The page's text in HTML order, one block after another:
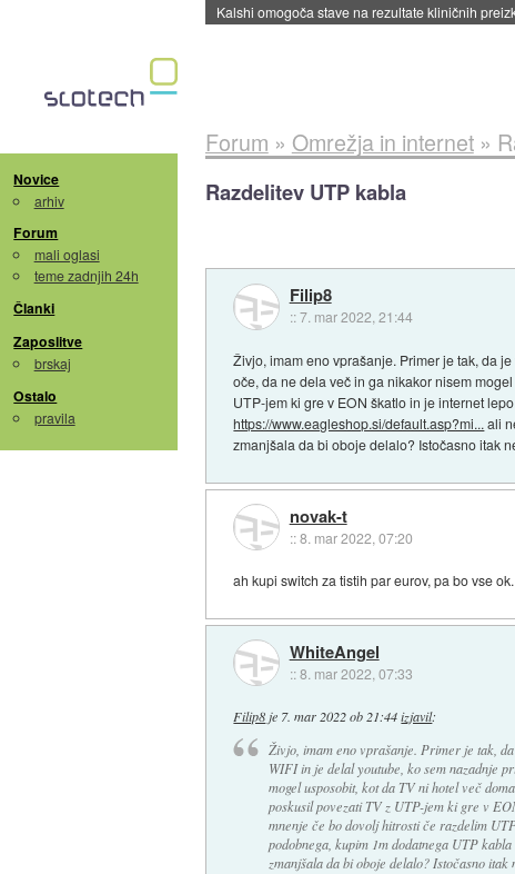
Kalshi omogoča stave na rezultate kliničnih
Novice
arhiv
Forum
mali oglasi
teme zadnjih 24h
Članki
Zaposlitve
brskaj
Ostalo
pravila
Forum » Omrežja in internet»
Razdelitev UTP kabla
Filip8
::7. mar 2022, 21:44
Živjo, imam eno vprašanje. Primer je tak, da
oče, da ne dela več in ga nikakor nisem
UTP-jem ki gre v EON škatlo in je internet
https://www.eagleshop.si/default.asp?mi... ali
zmanjšala da bi oboje delalo? Istočasno itak
novak-t
::8. mar 2022, 07:20
ah kupi switch za tistih par eurov, pa bo vse
WhiteAngel
::8. mar 2022, 07:33
Filip8 je 7. mar 2022 ob 21:44 izjavil:
Živjo, imam eno vprašanje. Primer je tak,
WIFI in je delal youtube, ko sem nazadnje
mogel usposobit, kot da TV ni hotel več
poskusil povezati TV z UTP-jem ki gre v
mnenje če bo dovolj hitrosti če razdelim
podobnega, kupim 1m dodatnega UTP
zmanjšala da bi oboje delalo? Istočasno itak